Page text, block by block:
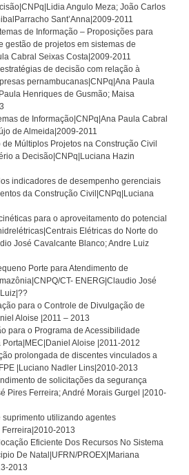
Angulo Meza; João Carlos
Sant’Anna|2009-2011
de Informação – Proposições para
gestão de projetos em sistemas de
Cabral Seixas Costa|2009-2011
de decisão com relação à
pernambucanas|CNPq|Ana Paula
Henriques de Gusmão; Maisa
de Informação|CNPq|Ana Paula Cabral
de Almeida|2009-2011
Múltiplos Projetos na Construção Civil
a Decisão|CNPq|Luciana Hazin
indicadores de desempenho gerenciais
da Construção Civil|CNPq|Luciana
para o aproveitamento do potencial
Elétricas do Norte do
José Cavalcante Blanco; Andre Luiz
Porte para Atendimento de
CT- ENERG|Claudio José
para o Controle de Divulgação de
Aloise |2011 – 2013
para o Programa de Acessibilidade
Porta|MEC|Daniel Aloise |2011-2012
prolongada de discentes vinculados a
|Luciano Nadler Lins|2010-2013
de solicitações da segurança
Pires Ferreira; André Morais Gurgel |2010-
utilizando agentes
2013
Eficiente Dos Recursos No Sistema
De Natal|UFRN/PROEX|Mariana
2013